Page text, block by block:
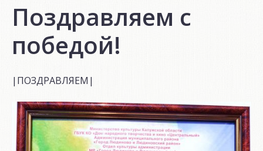
Поздравляем с
победой!
|ПОЗДРАВЛЯЕМ|